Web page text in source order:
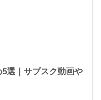
選｜サブスク動画や